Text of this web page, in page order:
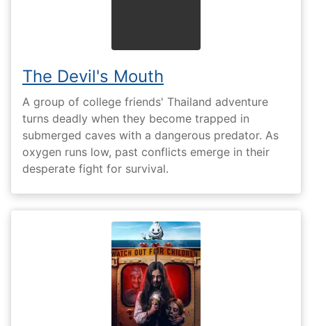
The Devil's Mouth
A group of college friends' Thailand adventure
turns deadly when they become trapped in
submerged caves with a dangerous predator. As
oxygen runs low, past conflicts emerge in their
desperate fight for survival.